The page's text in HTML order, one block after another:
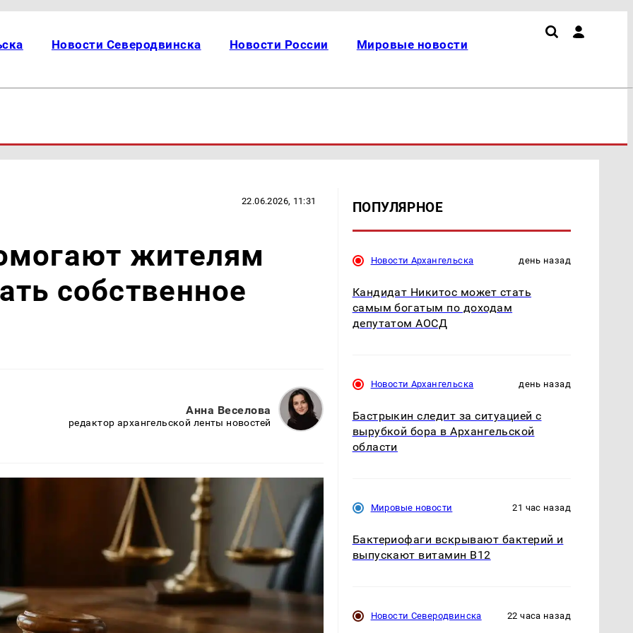
Новости Северодвинска Новости России Мировые новости
22.06.2026, 11:31
жителям
собственное
Анна Веселова
редактор архангельской ленты новостей
ПОПУЛЯРНОЕ
Новости Архангельска день назад
Кандидат Никитос может стать
самым богатым по доходам
депутатом АОСД
Новости Архангельска день назад
Бастрыкин следит за ситуацией с
вырубкой бора в Архангельской
области
Мировые новости 21 час назад
Бактериофаги вскрывают бактерий и
выпускают витамин B12
Новости Северодвинска 22 часа назад